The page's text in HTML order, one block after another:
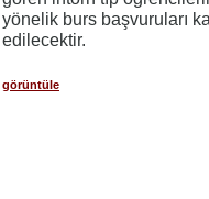
yönelik burs başvuruları
edilecektir.
görüntüle